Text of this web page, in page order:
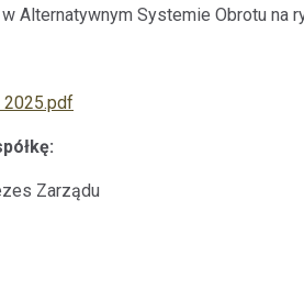
Alternatywnym Systemie Obrotu na
2025.pdf
Zarządu